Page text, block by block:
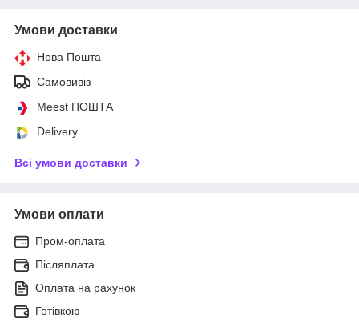
Умови доставки
Нова Пошта
Самовивіз
Meest ПОШТА
Delivery
Всі умови доставки
Умови оплати
Пром-оплата
Післяплата
Оплата на рахунок
Готівкою